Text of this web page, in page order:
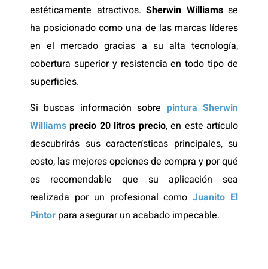
estéticamente atractivos. Sherwin Williamsse
ha posicionado como una de las marcas líderes
en el mercado gracias a su alta tecnología,
cobertura superior y resistencia en todo tipo de
superficies.
Si buscas información sobre pintura Sherwin
Williamsprecio 20 litros precio, en este artículo
descubrirás sus características principales, su
costo, las mejores opciones de compra y por qué
es recomendable que su aplicación sea
realizada por un profesional comoJuanito El
Pintor para asegurar un acabado impecable.